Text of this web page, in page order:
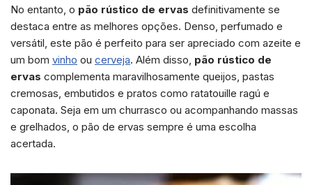
No entanto, o pão rústico de ervas definitivamente se
destaca entre as melhores opções. Denso, perfumado e
versátil, este pão é perfeito para ser apreciado com azeite e
um bom vinho ou cerveja. Além disso, pão rústico de
ervas complementa maravilhosamente queijos, pastas
cremosas, embutidos e pratos como ratatouille ragú e
caponata. Seja em um churrasco ou acompanhando massas
e grelhados, o pão de ervas sempre é uma escolha
acertada.